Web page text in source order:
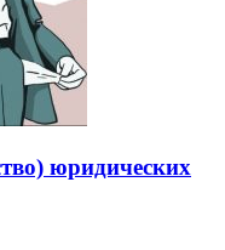
юридических